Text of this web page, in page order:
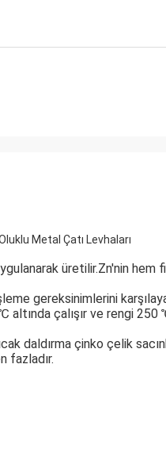
Metal Çatı Levhaları
üretilir.Zn'nin
gereksinimlerini
çalışır ve rengi
daldırma çinko çelik
fazladır.